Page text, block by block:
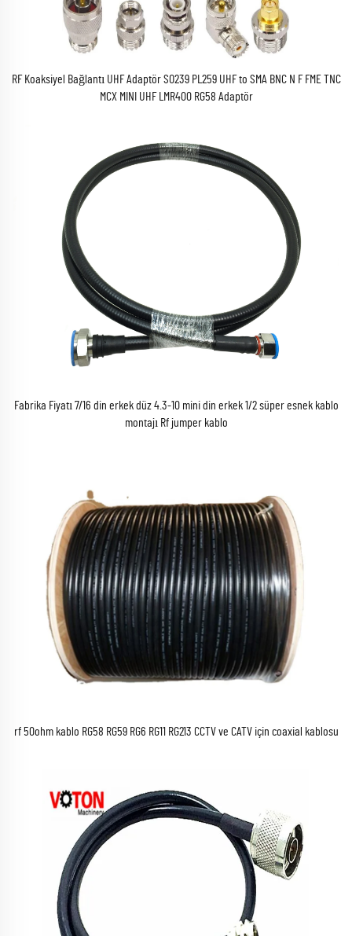
RF Koaksiyel Bağlantı UHF Adaptör SO239 PL259 UHF to SMA BNC N F FME TNC
MCX MINI UHF LMR400 RG58 Adaptör
Fabrika Fiyatı 7/16 din erkek düz 4.3-10 mini din erkek 1/2 süper esnek kablo
montajı Rf jumper kablo
rf 50ohm kablo RG58 RG59 RG6 RG11 RG213 CCTV ve CATV için coaxial kablosu